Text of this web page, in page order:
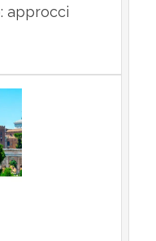
approcci